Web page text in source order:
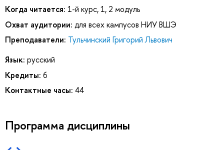
Когда читается: 1-й курс, 1, 2 модуль
Охват аудитории: для всех кампусов НИУ ВШЭ
Преподаватели: Тульчинский Григорий Львович
Язык: русский
Кредиты: 6
Контактные часы: 44
Программа дисциплины